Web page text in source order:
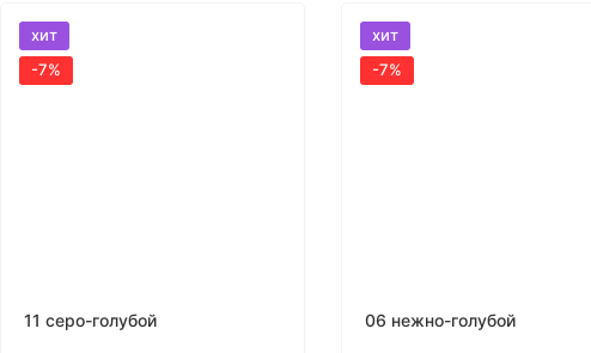
хит
-7%
11 серо-голубой
хит
-7%
06 нежно-голубой